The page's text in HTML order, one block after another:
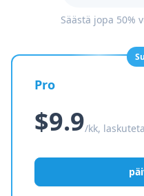
Säästä jopa 50%
Pro
$9.9/kk,